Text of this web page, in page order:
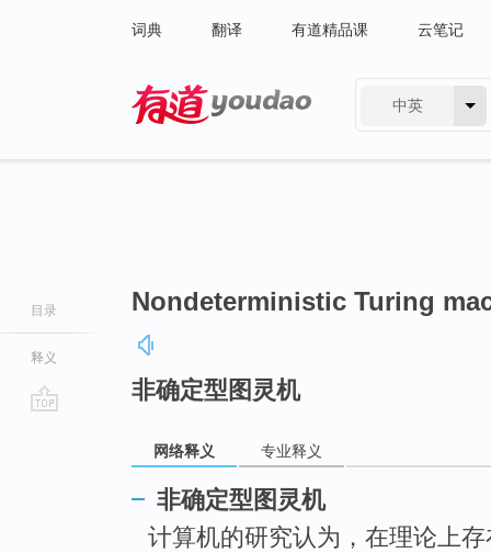
词典 翻译 有道精品课 云笔记
中英
目录
释义
Nondeterministic Turing
非确定型图灵机
网络释义 专业释义
非确定型图灵机
计算机的研究认为，在理论上